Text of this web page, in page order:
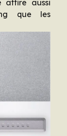
attire aussi
que les